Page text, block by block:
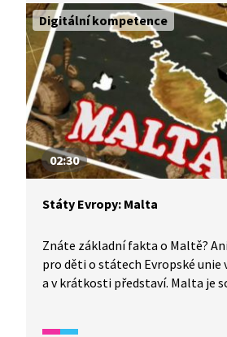
turisticky přitažlivá Mdina.
Digitální kompetence
02:30
Státy Evropy: Malta
Znáte základní fakta o Maltě?
pro děti o státech Evropské unie
a v krátkosti představí. Malta je